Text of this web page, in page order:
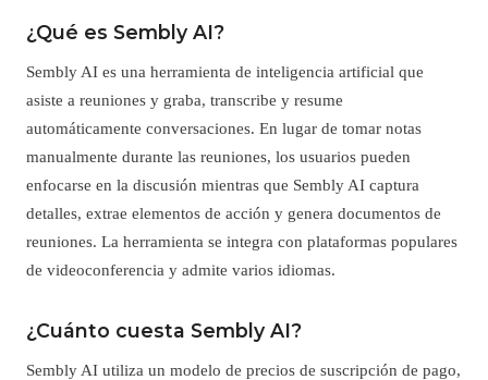
¿Qué es Sembly AI?
Sembly AI es una herramienta de inteligencia artificial que
asiste a reuniones y graba, transcribe y resume
automáticamente conversaciones. En lugar de tomar notas
manualmente durante las reuniones, los usuarios pueden
enfocarse en la discusión mientras que Sembly AI captura
detalles, extrae elementos de acción y genera documentos de
reuniones. La herramienta se integra con plataformas populares
de videoconferencia y admite varios idiomas.
¿Cuánto cuesta Sembly AI?
Sembly AI utiliza un modelo de precios de suscripción de pago,